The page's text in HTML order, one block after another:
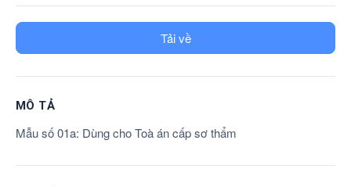
Tải về
MÔ TẢ
Mẫu số 01a: Dùng cho Toà án cấp sơ thẩm